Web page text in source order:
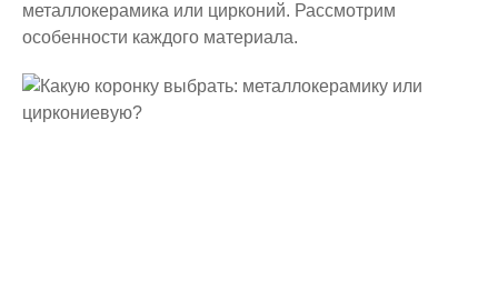
металлокерамика или цирконий. Рассмотрим
особенности каждого материала.